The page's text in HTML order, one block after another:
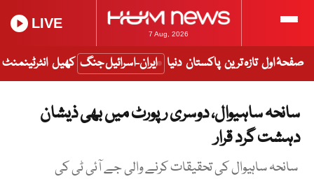
7 Aug, 2026
LIVE
صفحۂ اول تازہ ترین پاکستان دنیا ایران-اسرائیل جنگ کھیل انٹرٹینمنٹ
سانحہ ساہیوال، دوسری رپورٹ میں بھی ذیشان
دہشت گرد قرار
سانحہ ساہیوال کی تحقیقات کرنے والی جے آئی ٹی کی